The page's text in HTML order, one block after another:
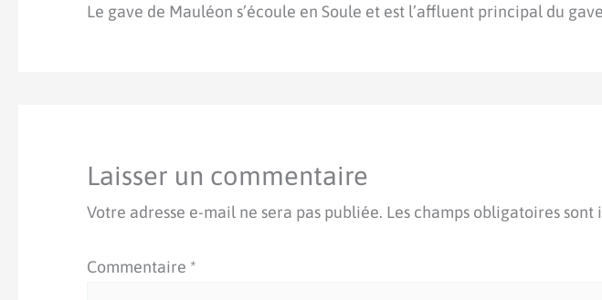
Le gave de Mauléon s’écoule en Soule et est l’affluent principal du
Laisser un commentaire
Votre adresse e-mail ne sera pas publiée. Les champs obligatoires sont
Commentaire *